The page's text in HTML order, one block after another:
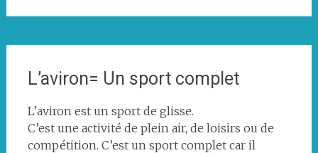
L’aviron= Un sport complet
L’aviron est un sport de glisse.
C’est une activité de plein air, de loisirs ou de
compétition. C’est un sport complet car il